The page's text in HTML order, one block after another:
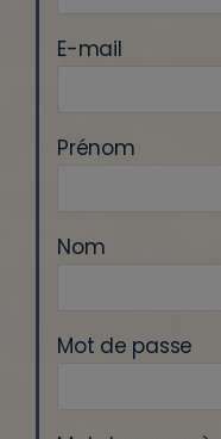
E-mail
Prénom
Nom
Mot de passe